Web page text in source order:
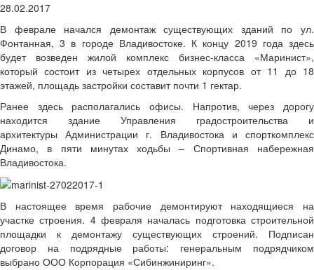
28.02.2017
В феврале начался демонтаж существующих зданий по ул.
Фонтанная, 3 в городе Владивостоке. К концу 2019 года здесь
будет возведен жилой комплекс бизнес-класса «Маринист»,
который состоит из четырех отдельных корпусов от 11 до 18
этажей, площадь застройки составит почти 1 гектар.
Ранее здесь располагались офисы. Напротив, через дорогу
находится здание Управления градостроительства и
архитектуры Администрации г. Владивостока и спорткомплекс
Динамо, в пяти минутах ходьбы – Спортивная набережная
Владивостока.
В настоящее время рабочие демонтируют находящиеся на
участке строения. 4 февраля началась подготовка строительной
площадки к демонтажу существующих строений. Подписан
договор на подрядные работы: генеральным подрядчиком
выбрано ООО Корпорация «Сибинжиниринг».